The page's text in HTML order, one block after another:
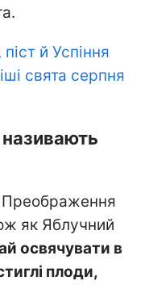
й Успіння
свята серпня
Преображення
як Яблучний
освячувати в
плоди,